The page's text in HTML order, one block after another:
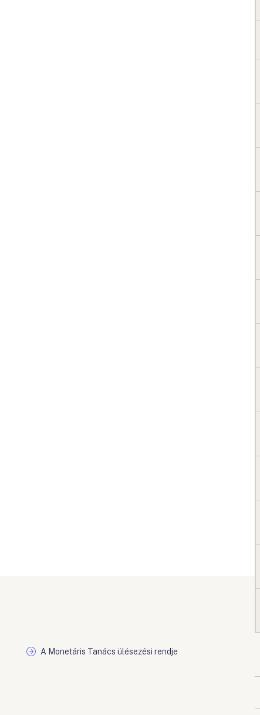
A Monetáris Tanács ülésezési rendje